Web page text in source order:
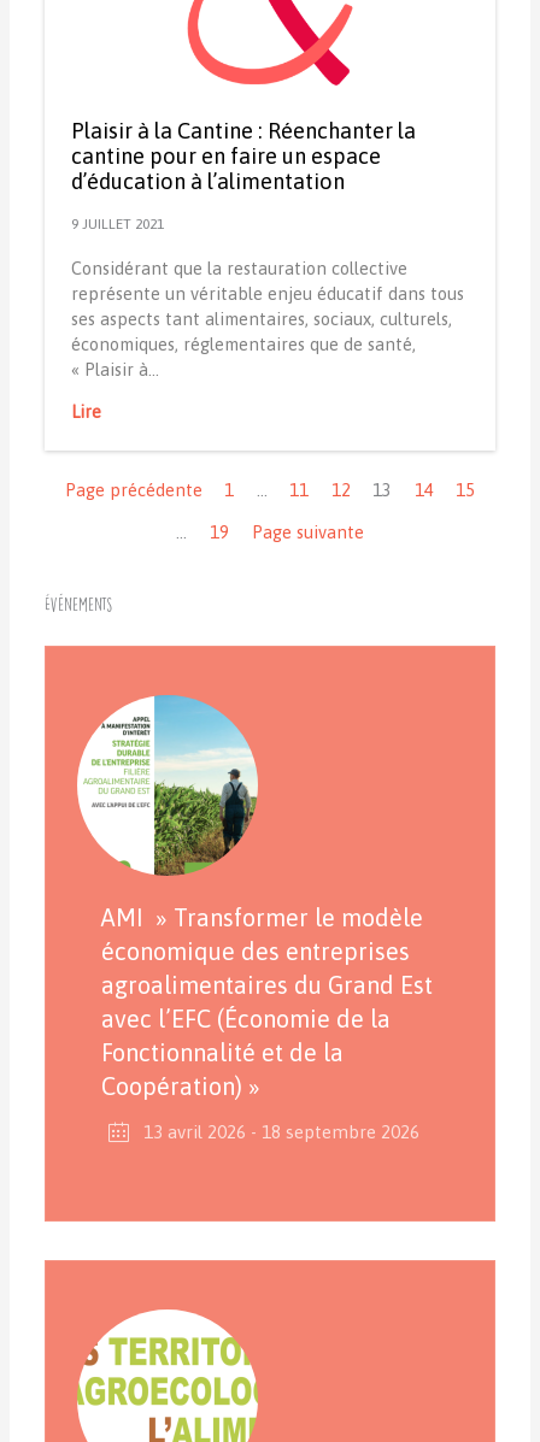
Plaisir à la Cantine : Réenchanter la
cantine pour en faire un espace
d’éducation à l’alimentation
9 JUILLET 2021
Considérant que la restauration collective
représente un véritable enjeu éducatif dans tous
ses aspects tant alimentaires, sociaux, culturels,
économiques, réglementaires que de santé,
« Plaisir à…
Lire
Page précédente
1 11 12 13 14 15
… 19 Page suivante
Événements
AMI » Transformer le modèle
économique des entreprises
agroalimentaires du Grand Est
avec l’EFC (Économie de la
Fonctionnalité et de la
Coopération) »
13 avril 2026 - 18 septembre 2026